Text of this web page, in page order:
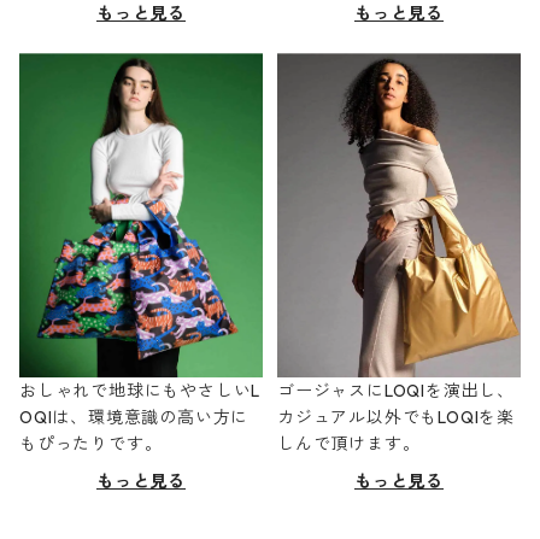
もっと見る
もっと見る
おしゃれで地球にもやさしいL
OQIは、環境意識の高い方に
もぴったりです。
もっと見る
ゴージャスにLOQIを演出し、
カジュアル以外でもLOQIを楽
しんで頂けます。
もっと見る